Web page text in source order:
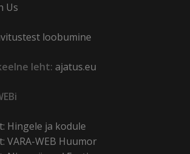
Us
loobumine
leht: ajatus.eu
Hingele ja kodule
VARA-WEB Huumor